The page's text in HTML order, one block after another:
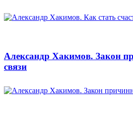
Александр Хакимов. Закон
связи